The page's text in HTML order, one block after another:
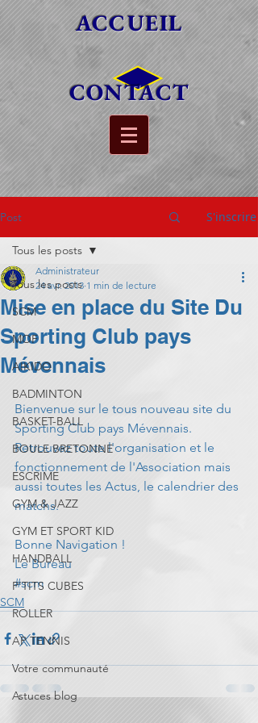
ACCUEIL
CONTACT
Post S'inscrire
Tous les posts
SCM
MOF
AIKIDO
BADMINTON
BASKET-BALL
BOULE BRETONNE
ESCRIME
GYM & JAZZ
GYM ET SPORT KID
HANDBALL
P'TITS CUBES
ROLLER
AP TENNIS
Votre communauté
Astuces blog
Tous les posts
Mise en place du Site Du
Sporting Club pays
Mévennais
Administrateur
24 avr. 2013 1 min de lecture
Bienvenue sur le tous nouveau site du
Sporting Club pays Mévennais.
Retrouvez toute l'organisation et le
fonctionnement de l'Association mais
aussi toutes les Actus, le calendrier des
matchs.
Bonne Navigation !
Le Bureau
#scm
SCM